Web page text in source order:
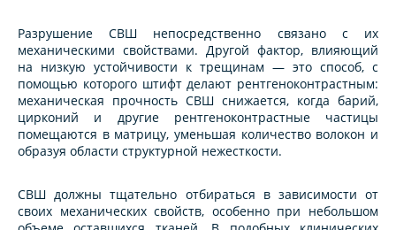
Разрушение СВШ непосредственно связано с их
механическими свойствами. Другой фактор, влияющий
на низкую устойчивости к трещинам — это способ, с
помощью которого штифт делают рентгеноконтрастным:
механическая прочность СВШ снижается, когда барий,
цирконий и другие рентгеноконтрастные частицы
помещаются в матрицу, уменьшая количество волокон и
образуя области структурной нежесткости.
СВШ должны тщательно отбираться в зависимости от
своих механических свойств, особенно при небольшом